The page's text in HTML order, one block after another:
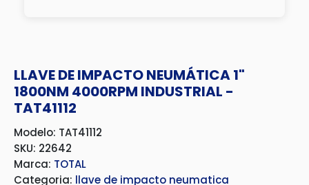
LLAVE DE IMPACTO NEUMÁTICA 1"
1800NM 4000RPM INDUSTRIAL -
TAT41112
Modelo: TAT41112
SKU: 22642
Marca: TOTAL
Categoria: llave de impacto neumatica